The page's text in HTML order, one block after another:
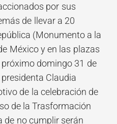
por sus
de llevar a 20
(Monumento a la
México y en las plazas
domingo 31 de
Claudia
de la celebración de
de la Trasformación
de no cumplir serán